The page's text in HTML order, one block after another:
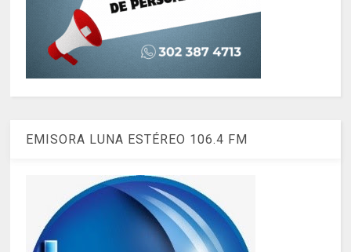
EMISORA LUNA ESTÉREO 106.4 FM